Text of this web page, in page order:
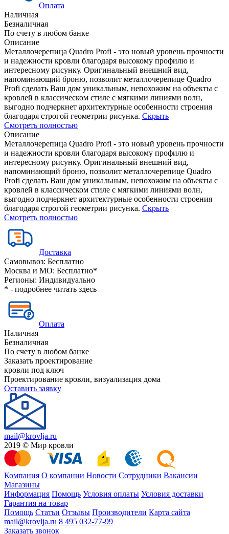
Оплата
Наличная
Безналичная
По счету в любом банке
Описание
Металлочерепица Quadro Profi - это новый уровень прочности
и надежности кровли благодаря высокому профилю и
интересному рисунку. Оригинальный внешний вид,
напоминающий броню, позволит металлочерепице Quadro
Profi сделать Ваш дом уникальным, непохожим на объекты с
кровлей в классическом стиле с мягкими линиями волн,
выгодно подчеркнет архитектурные особенности строения
благодаря строгой геометрии рисунка. Скрыть
Смотреть полностью
Описание
Металлочерепица Quadro Profi - это новый уровень прочности
и надежности кровли благодаря высокому профилю и
интересному рисунку. Оригинальный внешний вид,
напоминающий броню, позволит металлочерепице Quadro
Profi сделать Ваш дом уникальным, непохожим на объекты с
кровлей в классическом стиле с мягкими линиями волн,
выгодно подчеркнет архитектурные особенности строения
благодаря строгой геометрии рисунка. Скрыть
Смотреть полностью
Доставка
Самовывоз: Бесплатно
Москва и МО: Бесплатно*
Регионы: Индивидуально
* - подробнее читать здесь
Оплата
Наличная
Безналичная
По счету в любом банке
Заказать проектирование
кровли под ключ
Проектирование кровли, визуализация дома
Оставить заявку
mail@krovlja.ru
2019 © Мир кровли
Компания О компании Новости Сотрудники Вакансии
Магазины
Информация Помощь Условия оплаты Условия доставки
Гарантия на товар
Помощь Статьи Отзывы Производители Карта сайта
mail@krovlja.ru 8 495 032-77-99
Заказать звонок